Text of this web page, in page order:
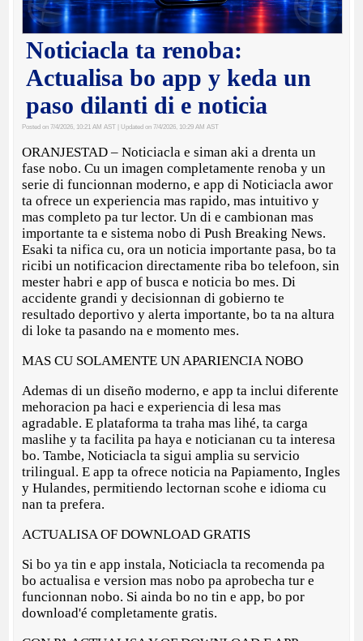
Noticiacla ta renoba:
Actualisa bo app y keda un
paso dilanti di e noticia
Posted on 7/4/2026, 10:21 AM AST | Updated on 7/4/2026, 10:29 AM AST
ORANJESTAD – Noticiacla e siman aki a drenta un
fase nobo. Cu un imagen completamente renoba y un
serie di funcionnan moderno, e app di Noticiacla awor
ta ofrece un experiencia mas rapido, mas intuitivo y
mas completo pa tur lector. Un di e cambionan mas
importante ta e sistema nobo di Push Breaking News.
Esaki ta nifica cu, ora un noticia importante pasa, bo ta
ricibi un notificacion directamente riba bo telefoon, sin
mester habri e app of busca e noticia bo mes. Di
accidente grandi y decisionnan di gobierno te
resultado deportivo y alerta importante, bo ta na altura
di loke ta pasando na e momento mes.
MAS CU SOLAMENTE UN APARIENCIA NOBO
Ademas di un diseño moderno, e app ta inclui diferente
mehoracion pa haci e experiencia di lesa mas
agradable. E plataforma ta traha mas lihé, ta carga
maslihe y ta facilita pa haya e noticianan cu ta interesa
bo. Tambe, Noticiacla ta sigui amplia su servicio
trilingual. E app ta ofrece noticia na Papiamento, Ingles
y Hulandes, permitiendo lectornan scohe e idioma cu
nan ta prefera.
ACTUALISA OF DOWNLOAD GRATIS
Si bo ya tin e app instala, Noticiacla ta recomenda pa
bo actualisa e version mas nobo pa aprobecha tur e
funcionnan nobo. Si ainda bo no tin e app, bo por
download'é completamente gratis.